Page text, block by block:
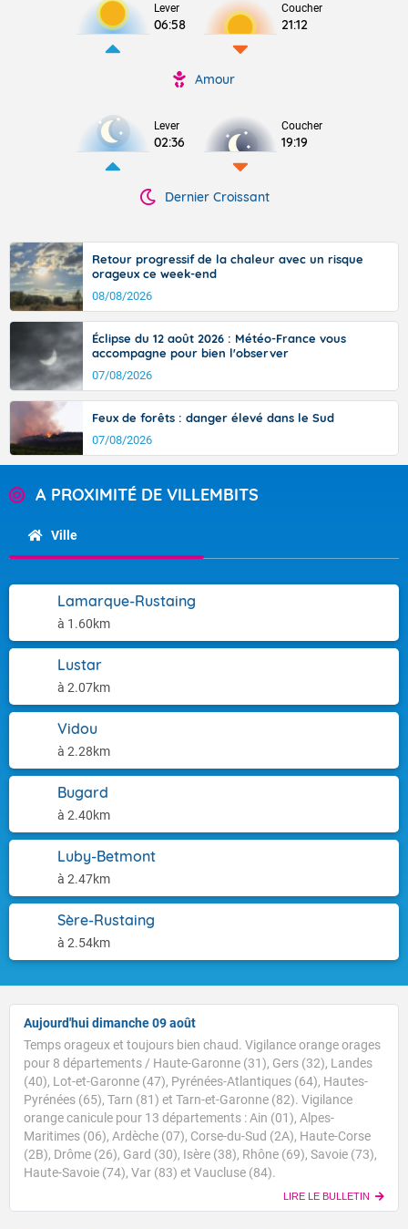
Lever
06:58
Coucher
21:12
Amour
Lever
02:36
Coucher
19:19
Dernier Croissant
Retour progressif de la chaleur avec un risque
orageux ce week-end
08/08/2026
Éclipse du 12 août 2026 : Météo-France vous
accompagne pour bien l'observer
07/08/2026
Feux de forêts : danger élevé dans le Sud
07/08/2026
A PROXIMITÉ DE VILLEMBITS
Ville
Lamarque-Rustaing
à 1.60km
Lustar
à 2.07km
Vidou
à 2.28km
Bugard
à 2.40km
Luby-Betmont
à 2.47km
Sère-Rustaing
à 2.54km
Aujourd'hui dimanche 09 août
Temps orageux et toujours bien chaud. Vigilance orange orages
pour 8 départements / Haute-Garonne (31), Gers (32), Landes
(40), Lot-et-Garonne (47), Pyrénées-Atlantiques (64), Hautes-
Pyrénées (65), Tarn (81) et Tarn-et-Garonne (82). Vigilance
orange canicule pour 13 départements : Ain (01), Alpes-
Maritimes (06), Ardèche (07), Corse-du-Sud (2A), Haute-Corse
(2B), Drôme (26), Gard (30), Isère (38), Rhône (69), Savoie (73),
Haute-Savoie (74), Var (83) et Vaucluse (84).
LIRE LE BULLETIN